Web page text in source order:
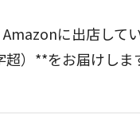
に出店して
）**をお届けしま